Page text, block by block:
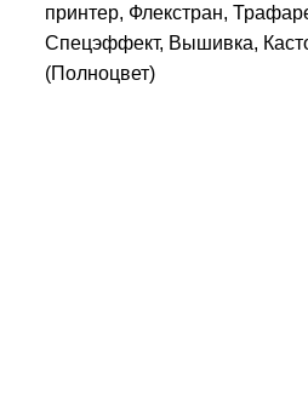
принтер, Флекстран,
Спецэффект, Вышивка,
(Полноцвет)